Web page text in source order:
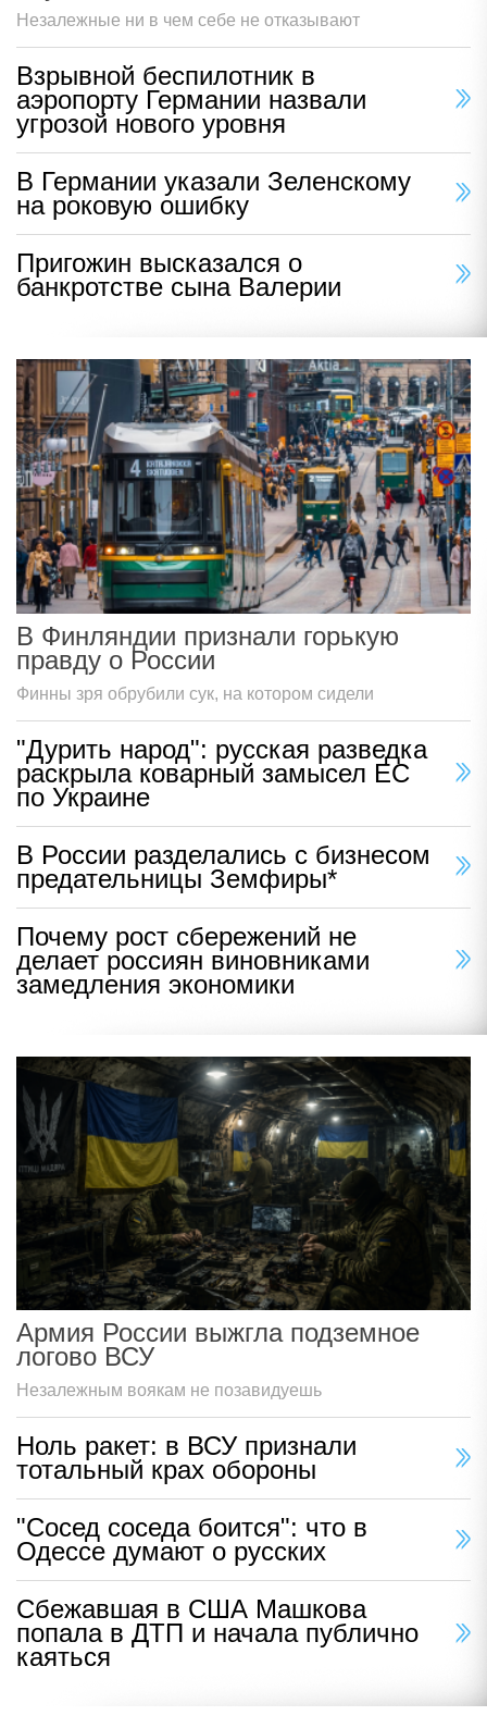
Незалежные ни в чем себе не отказывают
Взрывной беспилотник в
аэропорту Германии назвали
угрозой нового уровня
В Германии указали Зеленскому
на роковую ошибку
Пригожин высказался о
банкротстве сына Валерии
В Финляндии признали горькую
правду о России
Финны зря обрубили сук, на котором сидели
"Дурить народ": русская разведка
раскрыла коварный замысел ЕС
по Украине
В России разделались с бизнесом
предательницы Земфиры*
Почему рост сбережений не
делает россиян виновниками
замедления экономики
Армия России выжгла подземное
логово ВСУ
Незалежным воякам не позавидуешь
Ноль ракет: в ВСУ признали
тотальный крах обороны
"Сосед соседа боится": что в
Одессе думают о русских
Сбежавшая в США Машкова
попала в ДТП и начала публично
каяться